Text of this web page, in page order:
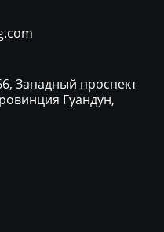
Западный проспект
Гуандун,